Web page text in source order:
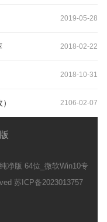
2019-05-28
2018-02-22
2018-10-31
2106-02-07
净版 64位_微软Win10专
苏ICP备2023013757